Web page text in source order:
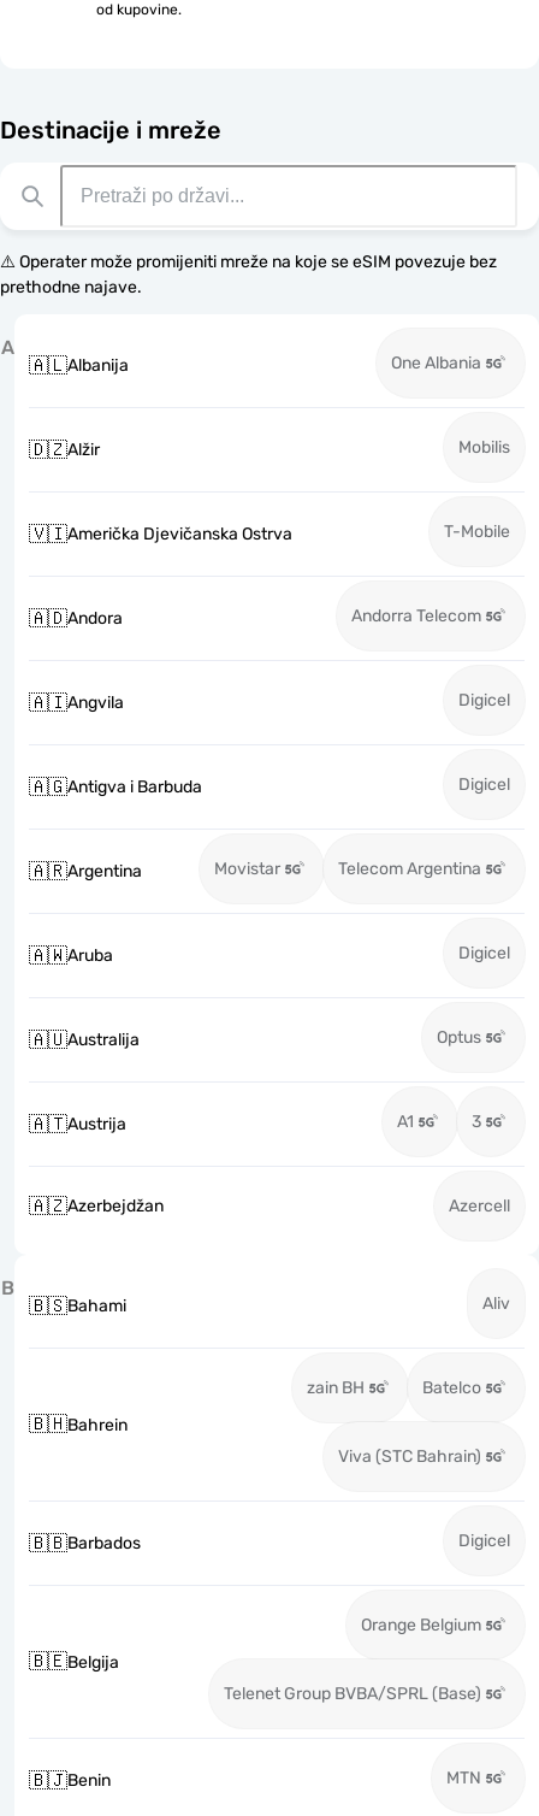
od kupovine.
Destinacije i mreže
⚠️ Operater može promijeniti mreže na koje se eSIM povezuje bez
prethodne najave.
A
🇦🇱Albanija One Albania
🇩🇿Alžir Mobilis
🇻🇮Američka Djevičanska Ostrva T-Mobile
🇦🇩Andora Andorra Telecom
🇦🇮Angvila Digicel
🇦🇬Antigva i Barbuda Digicel
🇦🇷Argentina Movistar Telecom Argentina
🇦🇼Aruba Digicel
🇦🇺Australija Optus
🇦🇹Austrija A1 3
🇦🇿Azerbejdžan Azercell
B
🇧🇸Bahami Aliv
🇧🇭Bahrein
zain BH Batelco
Viva (STC Bahrain)
🇧🇧Barbados Digicel
🇧🇪Belgija
Orange Belgium
Telenet Group BVBA/SPRL (Base)
🇧🇯Benin MTN